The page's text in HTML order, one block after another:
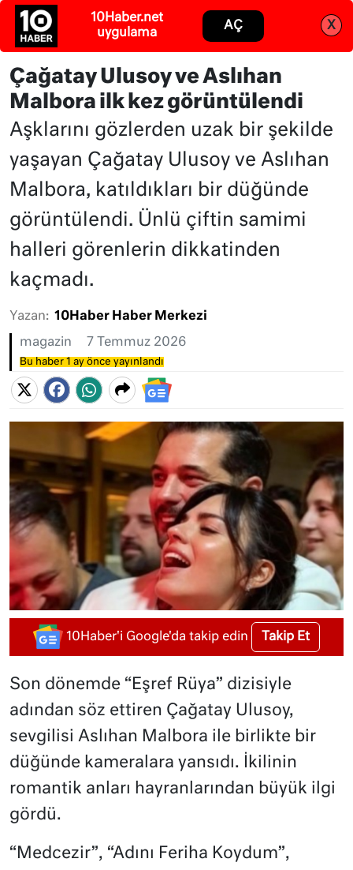
Abone ol Giriş
Çağatay Ulusoy ve Aslıhan
Malbora ilk kez görüntülendi
Aşklarını gözlerden uzak bir şekilde
yaşayan Çağatay Ulusoy ve Aslıhan
Malbora, katıldıkları bir düğünde
görüntülendi. Ünlü çiftin samimi
halleri görenlerin dikkatinden
kaçmadı.
Yazan: 10Haber Haber Merkezi
magazin 7 Temmuz 2026
Bu haber 1 ay önce yayınlandı
10Haber'i Google'da takip edin Takip Et
Son dönemde “Eşref Rüya” dizisiyle
adından söz ettiren Çağatay Ulusoy,
sevgilisi Aslıhan Malbora ile birlikte bir
düğünde kameralara yansıdı. İkilinin
romantik anları hayranlarından büyük ilgi
gördü.
“Medcezir”, “Adını Feriha Koydum”,